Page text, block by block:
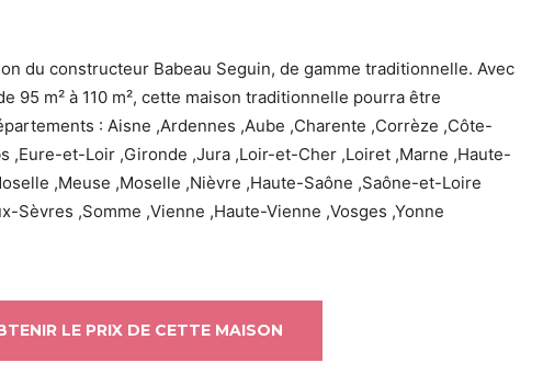
du constructeur Babeau Seguin, de gamme traditionnelle. Avec
95 m² à 110 m², cette maison traditionnelle pourra être
: Aisne ,Ardennes ,Aube ,Charente ,Corrèze ,Côte-
,Eure-et-Loir ,Gironde ,Jura ,Loir-et-Cher ,Loiret ,Marne ,Haute-
,Meuse ,Moselle ,Nièvre ,Haute-Saône ,Saône-et-Loire
Sèvres ,Somme ,Vienne ,Haute-Vienne ,Vosges ,Yonne
LE PRIX DE CETTE MAISON